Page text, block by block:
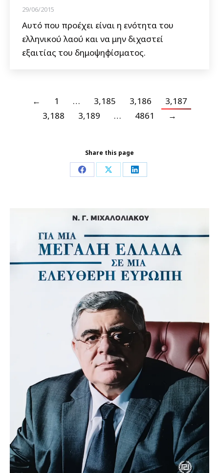
29/06/2015
Αυτό που προέχει είναι η ενότητα του
ελληνικού λαού και να μην διχαστεί
εξαιτίας του δημοψηφίσματος.
← 1 … 3,185 3,186
3,187
3,188
3,189 … 4861 →
Share this page
Share Share Share